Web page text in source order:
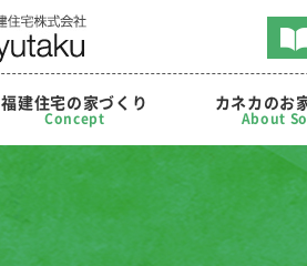
福建住宅の家づくり
Concept
カネカのお
About